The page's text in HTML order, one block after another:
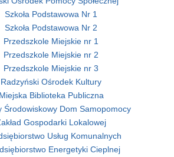
Szkoła Podstawowa Nr 1
Szkoła Podstawowa Nr 2
Przedszkole Miejskie nr 1
Przedszkole Miejskie nr 2
Przedszkole Miejskie nr 3
Radzyński Ośrodek Kultury
Miejska Biblioteka Publiczna
Środowiskowy Dom Samopomocy
Gospodarki Lokalowej
Usług Komunalnych
Energetyki Cieplnej